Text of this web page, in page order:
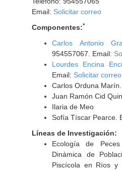
Email: Solicitar correo
Componentes:*
Carlos Antonio
954557067. Email:
Lourdes Encina
Email: Solicitar correo
Carlos Orduna
Juan Ramón Cid
Ilaria de Meo
Sofía Tíscar Pearce.
Líneas de Investigación:
Ecología de
Dinámica de
Piscícola en Ríos y